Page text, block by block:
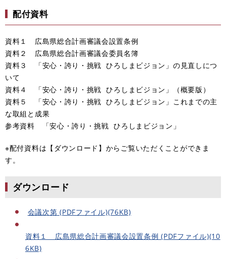
配付資料
資料１ 広島県総合計画審議会設置条例
資料２ 広島県総合計画審議会委員名簿
資料３ 「安心・誇り・挑戦 ひろしまビジョン」の見直しにつ
いて
資料４ 「安心・誇り・挑戦 ひろしまビジョン」（概要版）
資料５ 「安心・誇り・挑戦 ひろしまビジョン」これまでの主
な取組と成果
参考資料 「安心・誇り・挑戦 ひろしまビジョン」
※配付資料は【ダウンロード】からご覧いただくことができま
す。
ダウンロード
会議次第 (PDFファイル)(76KB)
資料１ 広島県総合計画審議会設置条例 (PDFファイル)(10
6KB)